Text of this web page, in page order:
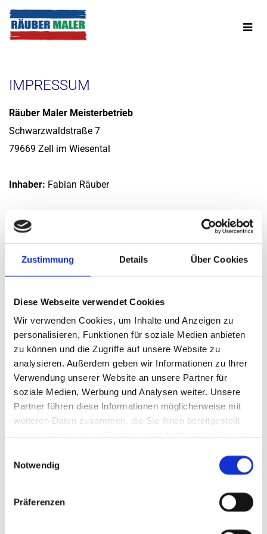
Zustimmung Details Über Cookies
Diese Webseite verwendet Cookies
Wir verwenden Cookies, um Inhalte und Anzeigen zu
personalisieren, Funktionen für soziale Medien anbieten
zu können und die Zugriffe auf unsere Website zu
analysieren. Außerdem geben wir Informationen zu Ihrer
Verwendung unserer Website an unsere Partner für
soziale Medien, Werbung und Analysen weiter. Unsere
Partner führen diese Informationen möglicherweise mit
weiteren Daten zusammen, die Sie ihnen bereitgestellt
Notwendig
Präferenzen
Zum Inhalt springen
IMPRESSUM
Räuber Maler Meisterbetrieb
Schwarzwaldstraße 7
79669 Zell im Wiesental
Inhaber: Fabian Räuber
07625-7878
Steuernummer:11462/05273
Rechtlicher Hinweis:Die EU hat ein OnlineVerfahren zur
Beilegung von Streitigkeiten zwischen Unternehmern und
Verbrauchern geschaffen. Informationen dazu finden Sie
unterhttps://​ec.​europa.​eu/​consumers/​odr/
Räuber Maler Meisterbetrieb beteiligt sich nicht an einem
Streitbeilegungsverfahren vor einer
Verbraucherschlichtungsstelle.
Bildnachweis
Color Paint |
Parkett verlegen durch Bodenleger im Haus |
Adobe Stock